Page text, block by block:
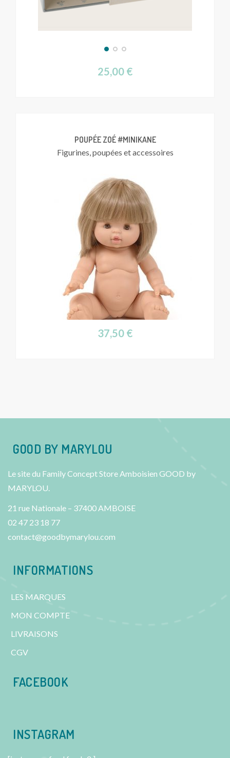
25,00 €
POUPÉE ZOÉ #MINIKANE
Figurines, poupées et accessoires
37,50 €
GOOD BY MARYLOU
Le site du Family Concept Store Amboisien GOOD by
MARYLOU.
21 rue Nationale – 37400 AMBOISE
02 47 23 18 77
contact@goodbymarylou.com
INFORMATIONS
LES MARQUES
MON COMPTE
LIVRAISONS
CGV
FACEBOOK
INSTAGRAM